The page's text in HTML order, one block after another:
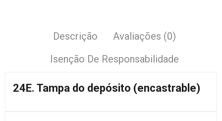
Descrição
Avaliações (0)
Isenção De Responsabilidade
24E. Tampa do depósito (encastrable)